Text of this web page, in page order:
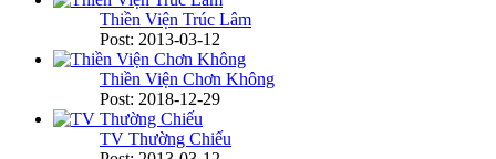
Thiền Viện Trúc Lâm
Post: 2013-03-12
Thiền Viện Chơn Không
Post: 2018-12-29
TV Thường Chiếu